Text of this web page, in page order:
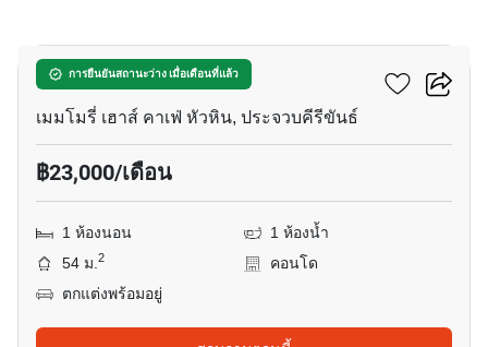
การยืนยันสถานะว่าง เมื่อเดือนที่แล้ว
เชโลนาคอนโดมิเนียม
เมมโมรี่ เฮาส์ คาเฟ่ หัวหิน, ประจวบคีรีขันธ์
฿23,000/เดือน
1 ห้องนอน
1 ห้องน้ำ
54 ม.2
คอนโด
ตกแต่งพร้อมอยู่